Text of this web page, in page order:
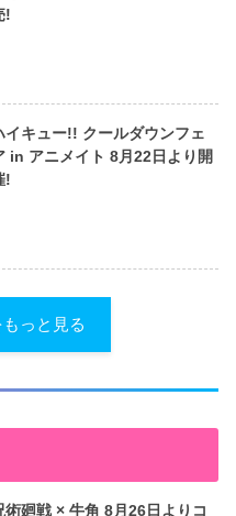
!
イキュー!! クールダウンフェ
in アニメイト 8月22日より開
!
っと見る
術廻戦 × 牛角 8月26日よりコ